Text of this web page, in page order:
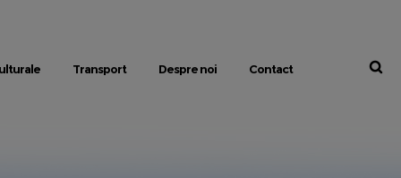
Transport Despre noi Contact